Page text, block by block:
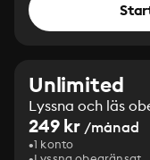
Unlimited
Lyssna och läs
249 kr /månad
1 konto